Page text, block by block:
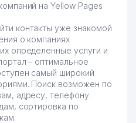
на Yellow Pages
контакты уже знакомой
о компаниях
определенные услуги и
– оптимальное
самый широкий
Поиск возможен по
адресу, телефону.
сортировка по